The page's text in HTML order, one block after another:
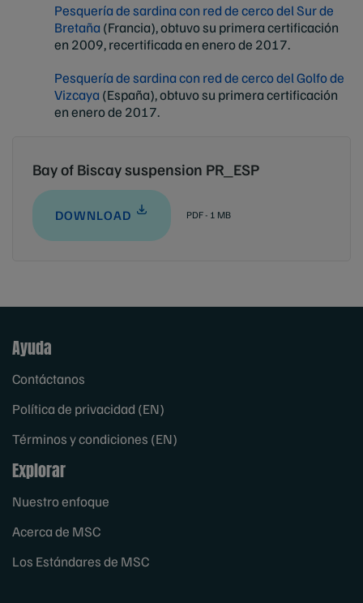
Pesquería de sardina con red de cerco del Sur de
Bretaña (Francia), obtuvo su primera certificación
en 2009, recertificada en enero de 2017.
Pesquería de sardina con red de cerco del Golfo de
Vizcaya (España), obtuvo su primera certificación
en enero de 2017.
Bay of Biscay suspension PR_ESP
DOWNLOAD PDF - 1 MB
Ayuda
Contáctanos
Política de privacidad (EN)
Términos y condiciones (EN)
Explorar
Nuestro enfoque
Acerca de MSC
Los Estándares de MSC